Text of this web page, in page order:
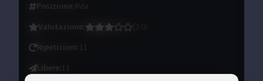
Posizione #Via
Valutazione
Ripetizioni 11
Libere 11